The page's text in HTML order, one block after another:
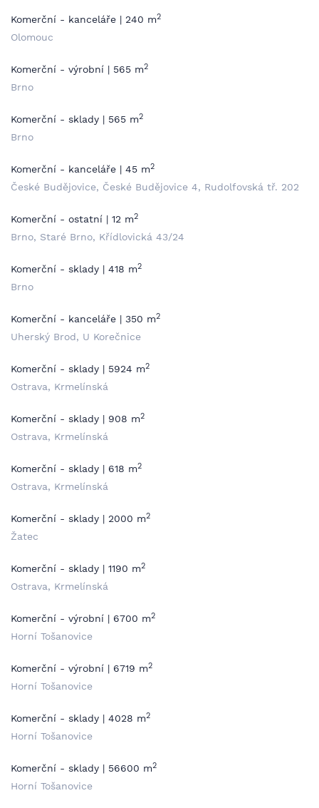
Komerční - kanceláře | 240 m2
Olomouc
Komerční - výrobní | 565 m2
Brno
Komerční - sklady | 565 m2
Brno
Komerční - kanceláře | 45 m2
České Budějovice, České Budějovice 4, Rudolfovská tř. 202
Komerční - ostatní | 12 m2
Brno, Staré Brno, Křídlovická 43/24
Komerční - sklady | 418 m2
Brno
Komerční - kanceláře | 350 m2
Uherský Brod, U Korečnice
Komerční - sklady | 5924 m2
Ostrava, Krmelínská
Komerční - sklady | 908 m2
Ostrava, Krmelínská
Komerční - sklady | 618 m2
Ostrava, Krmelínská
Komerční - sklady | 2000 m2
Žatec
Komerční - sklady | 1190 m2
Ostrava, Krmelínská
Komerční - výrobní | 6700 m2
Horní Tošanovice
Komerční - výrobní | 6719 m2
Horní Tošanovice
Komerční - sklady | 4028 m2
Horní Tošanovice
Komerční - sklady | 56600 m2
Horní Tošanovice